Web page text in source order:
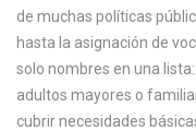
de muchas políticas
hasta la asignación de
solo nombres en una
adultos mayores o
cubrir necesidades